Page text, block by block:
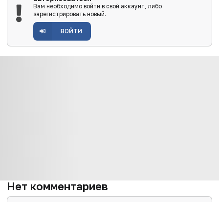
Вам необходимо войти в свой аккаунт, либо
зарегистрировать новый.
ВОЙТИ
Нет комментариев